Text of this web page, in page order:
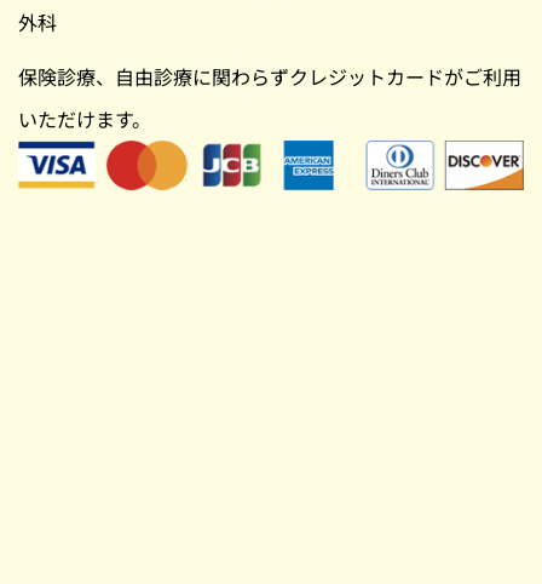
外科
保険診療、自由診療に関わらずクレジットカードがご利用
いただけます。